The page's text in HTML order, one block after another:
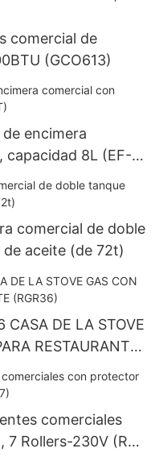
comercial de
(GCO613)
encimera
capacidad 8L (EF-
comercial de doble
aceite (de 72t)
CASA DE LA STOVE
RESTAURANTE
comerciales
Rollers-230V (RG-